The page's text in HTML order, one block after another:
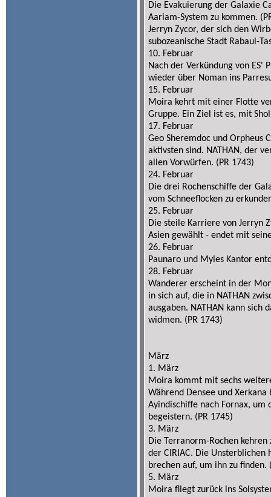
Die Evakuierung der Galaxie
Aariam-System zu kommen.
Jerryn Zycor, der sich den
subozeanische Stadt Rabaul-
10. Februar
Nach der Verkündung von ES'
wieder über Noman ins
15. Februar
Moira kehrt mit einer Flotte
Gruppe. Ein Ziel ist es, mit
17. Februar
Geo Sheremdoc und Orpheus
aktivsten sind. NATHAN, der
allen Vorwürfen. (PR 1743)
24. Februar
Die drei Rochenschiffe der
vom Schneeflocken zu
25. Februar
Die steile Karriere von Jerryn
Asien gewählt - endet mit
26. Februar
Paunaro und Myles Kantor
28. Februar
Wanderer erscheint in der
in sich auf, die in NATHAN
ausgaben. NATHAN kann
widmen. (PR 1743)
März
1. März
Moira kommt mit sechs
Während Densee und
Ayindischiffe nach Fornax, um
begeistern. (PR 1745)
3. März
Die Terranorm-Rochen
der CIRIAC. Die
brechen auf, um ihn zu finden.
5. März
Moira fliegt zurück ins